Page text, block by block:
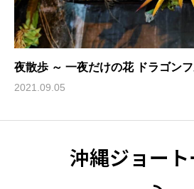
夜散歩 ～ 一夜だけの花 ドラゴン
2021.09.05
沖縄ジョー